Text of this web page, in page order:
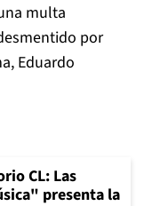
multa
por
Eduardo
CL: Las
presenta la